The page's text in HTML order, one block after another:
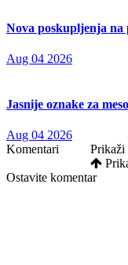
Nova poskupljenja
Aug 04 2026
Jasnije oznake za
Aug 04 2026
Komentari
Prikaži
Ostavite komentar